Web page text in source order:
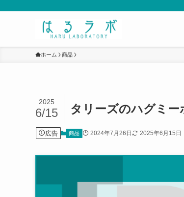
ホーム 商品
タリーズのハグミ
2025
6/15
広告 商品 2024年7月26日 2025年6月15日